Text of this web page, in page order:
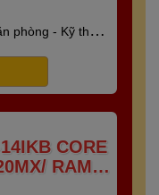
phòng - Kỹ thuật
CORE
RAM 8